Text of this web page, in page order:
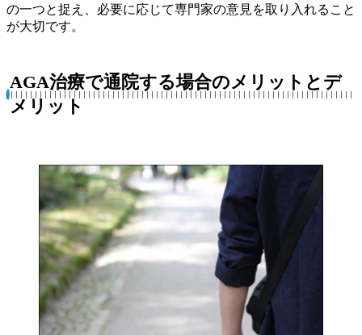
の一つと捉え、必要に応じて専門家の意見を取り入れること
が大切です。
AGA治療で通院する場合のメリットとデ
メリット